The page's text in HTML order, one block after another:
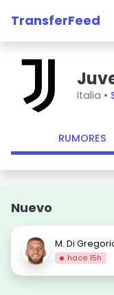
TransferFeed
Italia •
RUMORES
Nuevo
M. Di
hace 15h